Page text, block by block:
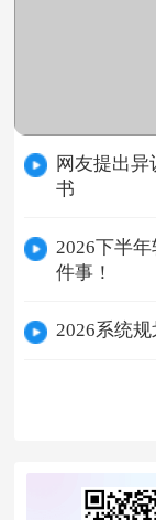
网友提出异
书
2026下半
件事！
2026系统